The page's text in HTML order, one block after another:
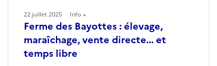
Ferme des Bayottes : élevage,
maraîchage, vente directe... et
temps libre
22 juillet 2025 Info +